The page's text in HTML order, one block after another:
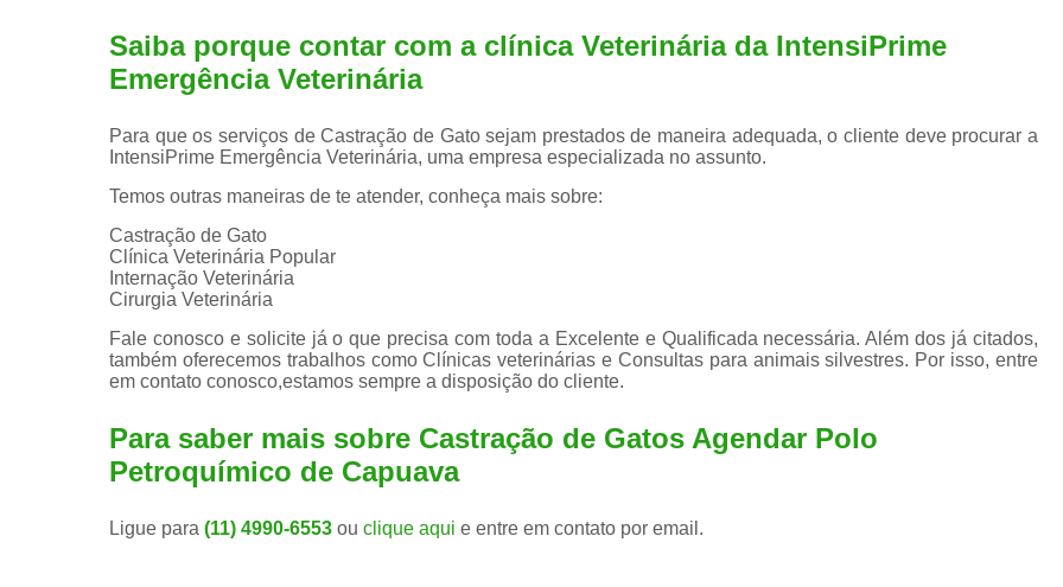
Internação para Cães e
Limpeza de Tártaro para Gatos
Saiba porque contar com a clínica Veterinária da IntensiPrime
Emergência Veterinária
Para que os serviços de Castração de Gato sejam prestados de maneira adequada, o cliente deve procurar a
IntensiPrime Emergência Veterinária, uma empresa especializada no assunto.
Temos outras maneiras de te atender, conheça mais sobre:
Castração de Gato
Clínica Veterinária Popular
Internação Veterinária
Cirurgia Veterinária
Fale conosco e solicite já o que precisa com toda a Excelente e Qualificada necessária. Além dos já citados,
também oferecemos trabalhos como Clínicas veterinárias e Consultas para animais silvestres. Por isso, entre
em contato conosco,estamos sempre a disposição do cliente.
Para saber mais sobre Castração de Gatos Agendar Polo
Petroquímico de Capuava
Ligue para (11) 4990-6553 ou clique aqui e entre em contato por email.